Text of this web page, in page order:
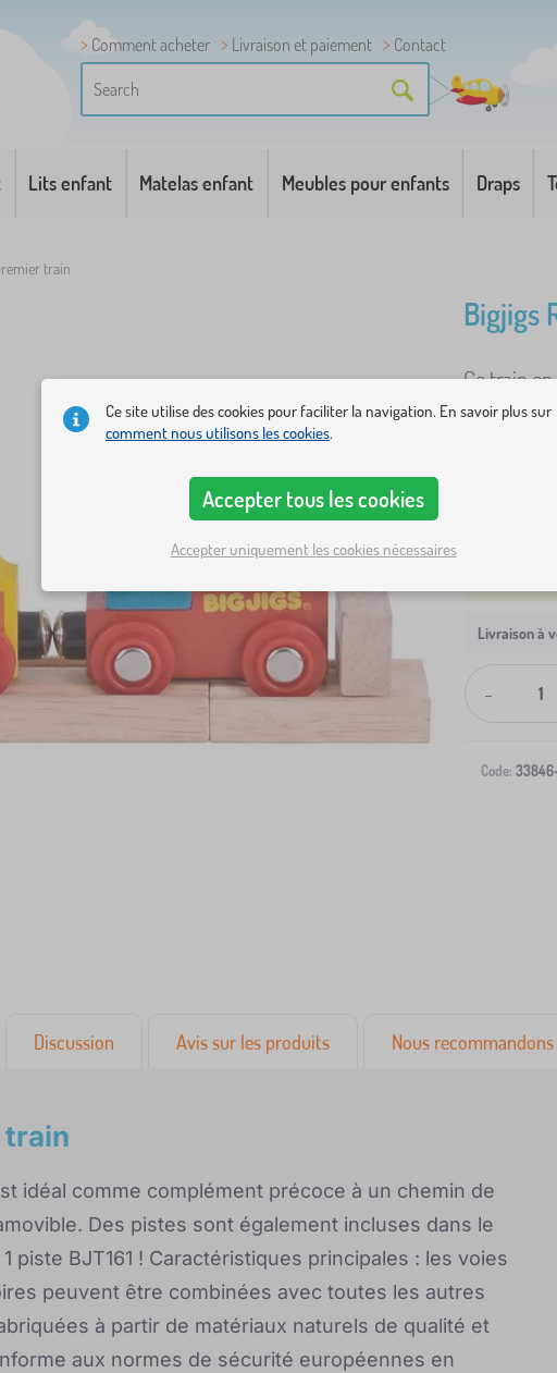
Comment acheter Livraison et paiement
Contact
Lits enfant Matelas enfant Meubles pour enfants Draps
train
Bigjigs
Ce train
précoce à
Livraison à
-
Code:
Discussion Avis sur les produits Nous
train
idéal comme complément précoce à un chemin de
Des pistes sont également incluses dans le
piste BJT161 ! Caractéristiques principales : les voies
peuvent être combinées avec toutes les autres
à partir de matériaux naturels de qualité et
aux normes de sécurité européennes en
Ce site utilise des cookies pour faciliter la navigation. En savoir plus sur
comment nous utilisons les cookies.
Accepter tous les cookies
Accepter uniquement les cookies nécessaires